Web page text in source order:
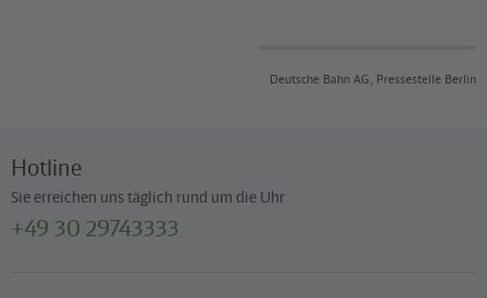
Deutsche Bahn AG, Pressestelle Berlin
Hotline
Sie erreichen uns täglich rund um die Uhr
+49 30 29743333